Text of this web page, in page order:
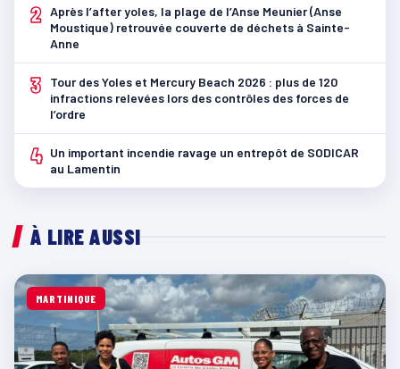
2 Après l’after yoles, la plage de l’Anse Meunier (Anse
Moustique) retrouvée couverte de déchets à Sainte-
Anne
3
Tour des Yoles et Mercury Beach 2026 : plus de 120
infractions relevées lors des contrôles des forces de
l’ordre
4 Un important incendie ravage un entrepôt de SODICAR
au Lamentin
À LIRE AUSSI
MARTINIQUE